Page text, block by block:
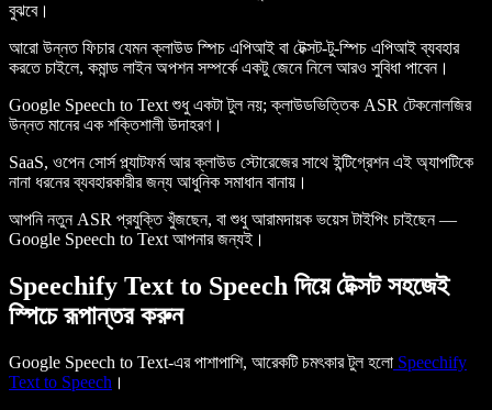
বুঝবে।
আরো উন্নত ফিচার যেমন ক্লাউড স্পিচ এপিআই বা টেক্সট-টু-স্পিচ এপিআই ব্যবহার
করতে চাইলে, কমান্ড লাইন অপশন সম্পর্কে একটু জেনে নিলে আরও সুবিধা পাবেন।
Google Speech to Text শুধু একটা টুল নয়; ক্লাউডভিত্তিক ASR টেকনোলজির
উন্নত মানের এক শক্তিশালী উদাহরণ।
SaaS, ওপেন সোর্স প্ল্যাটফর্ম আর ক্লাউড স্টোরেজের সাথে ইন্টিগ্রেশন এই অ্যাপটিকে
নানা ধরনের ব্যবহারকারীর জন্য আধুনিক সমাধান বানায়।
আপনি নতুন ASR প্রযুক্তি খুঁজছেন, বা শুধু আরামদায়ক ভয়েস টাইপিং চাইছেন —
Google Speech to Text আপনার জন্যই।
Speechify Text to Speech দিয়ে টেক্সট সহজেই
স্পিচে রূপান্তর করুন
Google Speech to Text-এর পাশাপাশি, আরেকটি চমৎকার টুল হলো Speechify
Text to Speech ।